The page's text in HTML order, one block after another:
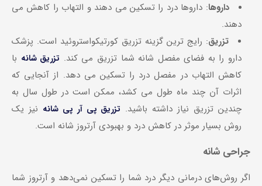
داروها: داروها درد را تسکین می دهند و التهاب را کاهش می
دهند.
تزریق: رایج ترین گزینه تزریق کورتیکواستروئید است. پزشک
دارو را به فضای مفصل شانه شما تزریق می کند. تزریق شانه با
کاهش التهاب در مفصل درد را تسکین می دهد. از آنجایی که
اثرات آن چند ماه طول می کشد، ممکن است در طول سال به
چندین تزریق نیاز داشته باشید. تزریق پی آر پی شانه نیز یک
روش بسیار موثر در کاهش درد و بهبودی آرتروز شانه است.
جراحی شانه
اگر روش‌های درمانی دیگر درد شما را تسکین نمی‌دهد و آرتروز شما